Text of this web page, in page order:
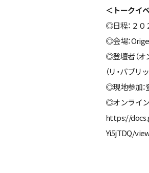
＜トークイ
◎日程：２０
◎会場：
◎登壇者（オ
（リ・パブリ
◎現地参加：
◎オンライン
https://
Yi5jTDQ/